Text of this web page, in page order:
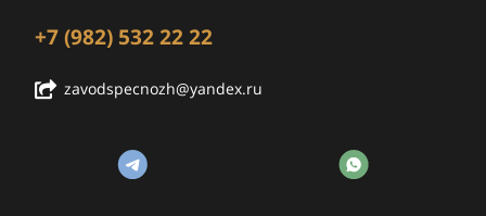
+7 (982) 532 22 22
zavodspecnozh@yandex.ru